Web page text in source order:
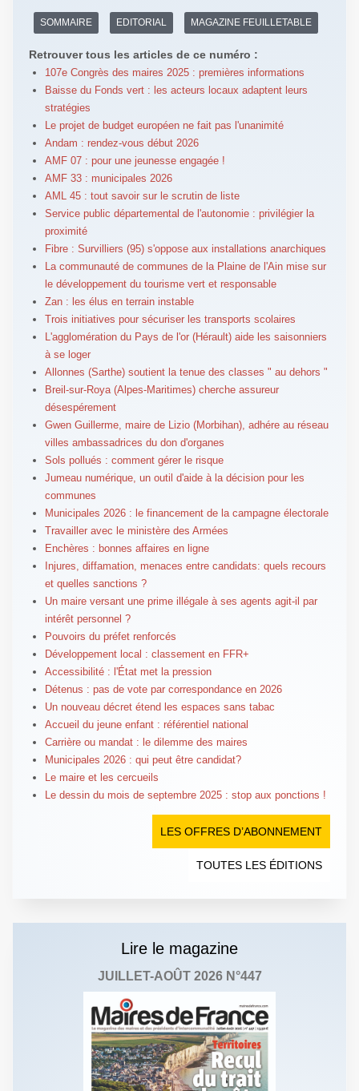
SOMMAIRE EDITORIAL MAGAZINE FEUILLETABLE
Retrouver tous les articles de ce numéro :
107e Congrès des maires 2025 : premières informations
Baisse du Fonds vert : les acteurs locaux adaptent leurs
stratégies
Le projet de budget européen ne fait pas l'unanimité
Andam : rendez-vous début 2026
AMF 07 : pour une jeunesse engagée !
AMF 33 : municipales 2026
AML 45 : tout savoir sur le scrutin de liste
Service public départemental de l'autonomie : privilégier la
proximité
Fibre : Survilliers (95) s'oppose aux installations anarchiques
La communauté de communes de la Plaine de l'Ain mise sur
le développement du tourisme vert et responsable
Zan : les élus en terrain instable
Trois initiatives pour sécuriser les transports scolaires
L'agglomération du Pays de l'or (Hérault) aide les saisonniers
à se loger
Allonnes (Sarthe) soutient la tenue des classes " au dehors "
Breil-sur-Roya (Alpes-Maritimes) cherche assureur
désespérement
Gwen Guillerme, maire de Lizio (Morbihan), adhére au réseau
villes ambassadrices du don d'organes
Sols pollués : comment gérer le risque
Jumeau numérique, un outil d'aide à la décision pour les
communes
Municipales 2026 : le financement de la campagne électorale
Travailler avec le ministère des Armées
Enchères : bonnes affaires en ligne
Injures, diffamation, menaces entre candidats: quels recours
et quelles sanctions ?
Un maire versant une prime illégale à ses agents agit-il par
intérêt personnel ?
Pouvoirs du préfet renforcés
Développement local : classement en FFR+
Accessibilité : l'État met la pression
Détenus : pas de vote par correspondance en 2026
Un nouveau décret étend les espaces sans tabac
Accueil du jeune enfant : référentiel national
Carrière ou mandat : le dilemme des maires
Municipales 2026 : qui peut être candidat?
Le maire et les cercueils
Le dessin du mois de septembre 2025 : stop aux ponctions !
LES OFFRES D’ABONNEMENT
TOUTES LES ÉDITIONS
Lire le magazine
JUILLET-AOÛT 2026 N°447